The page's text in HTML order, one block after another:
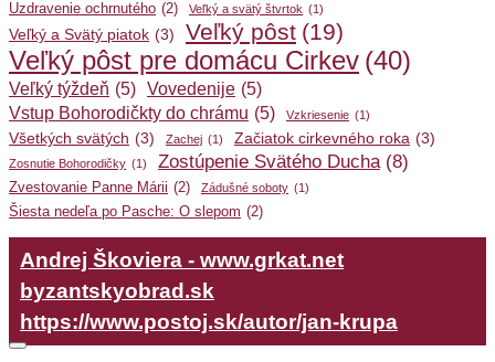
Uzdravenie ochrnutého (2) Veľký a svätý štvrtok (1)
Veľký a Svätý piatok (3) Veľký pôst (19)
Veľký pôst pre domácu Cirkev (40)
Veľký týždeň (5) Vovedenije (5)
Vstup Bohorodičkty do chrámu (5) Vzkriesenie (1)
Všetkých svätých (3) Zachej (1) Začiatok cirkevného roka (3)
Zosnutie Bohorodičky (1) Zostúpenie Svätého Ducha (8)
Zvestovanie Panne Márii (2) Zádušné soboty (1)
Šiesta nedeľa po Pasche: O slepom (2)
Andrej Škoviera - www.grkat.net
byzantskyobrad.sk
https://www.postoj.sk/autor/jan-krupa